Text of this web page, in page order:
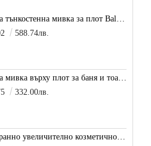
Кафява тънкостенна мивка за плот Balance, цвят - карамел
588.74лв.
Кафява мивка върху плот за баня и тоалетна Decente, цвят - карамел
332.00лв.
Двустранно увеличително козметично огледало за баня Vitra Arkitekt